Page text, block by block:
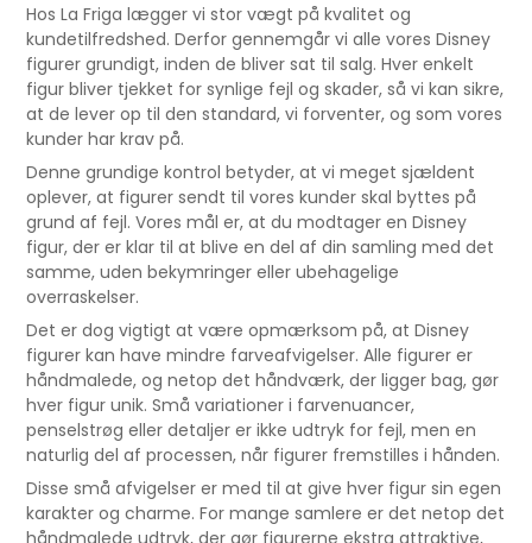
Hos La Friga lægger vi stor vægt på kvalitet og
kundetilfredshed. Derfor gennemgår vi alle vores Disney
figurer grundigt, inden de bliver sat til salg. Hver enkelt
figur bliver tjekket for synlige fejl og skader, så vi kan sikre,
at de lever op til den standard, vi forventer, og som vores
kunder har krav på.
Denne grundige kontrol betyder, at vi meget sjældent
oplever, at figurer sendt til vores kunder skal byttes på
grund af fejl. Vores mål er, at du modtager en Disney
figur, der er klar til at blive en del af din samling med det
samme, uden bekymringer eller ubehagelige
overraskelser.
Det er dog vigtigt at være opmærksom på, at Disney
figurer kan have mindre farveafvigelser. Alle figurer er
håndmalede, og netop det håndværk, der ligger bag, gør
hver figur unik. Små variationer i farvenuancer,
penselstrøg eller detaljer er ikke udtryk for fejl, men en
naturlig del af processen, når figurer fremstilles i hånden.
Disse små afvigelser er med til at give hver figur sin egen
karakter og charme. For mange samlere er det netop det
håndmalede udtryk, der gør figurerne ekstra attraktive,